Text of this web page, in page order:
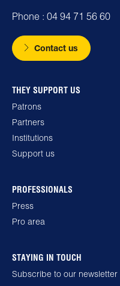
Phone : 04 94 71 56 60
Contact us
THEY SUPPORT US
Patrons
Partners
Institutions
Support us
PROFESSIONALS
Press
Pro area
STAYING IN TOUCH
Subscribe to our newsletter